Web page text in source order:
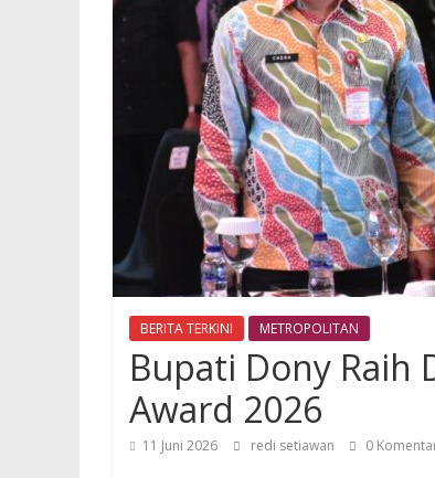
BERITA TERKINI METROPOLITAN
Bupati Dony Raih
Award 2026
11 Juni 2026 redi setiawan 0